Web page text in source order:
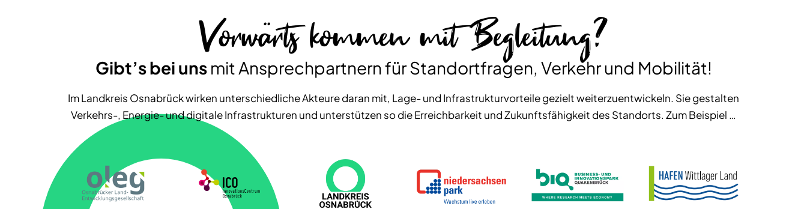
Vorwärts kommen mit Begleitung?
Gibt’s bei uns mit Ansprechpartnern für Standortfragen, Verkehr und Mobilität!
Im Landkreis Osnabrück wirken unterschiedliche Akteure daran mit, Lage- und Infrastrukturvorteile gezielt weiterzuentwickeln. Sie gestalten
Verkehrs-, Energie- und digitale Infrastrukturen und unterstützen so die Erreichbarkeit und Zukunftsfähigkeit des Standorts. Zum Beispiel …